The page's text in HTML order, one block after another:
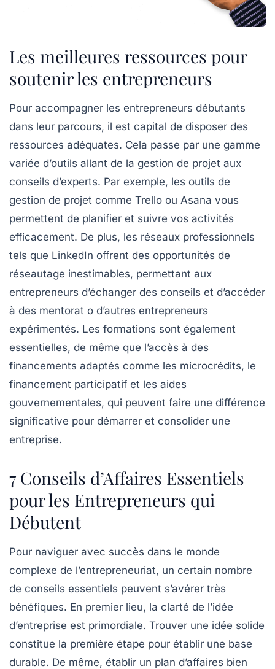
Les meilleures ressources pour
soutenir les entrepreneurs
Pour accompagner les entrepreneurs débutants
dans leur parcours, il est capital de disposer des
ressources adéquates. Cela passe par une gamme
variée d’outils allant de la gestion de projet aux
conseils d’experts. Par exemple, les outils de
gestion de projet comme Trello ou Asana vous
permettent de planifier et suivre vos activités
efficacement. De plus, les réseaux professionnels
tels que LinkedIn offrent des opportunités de
réseautage inestimables, permettant aux
entrepreneurs d’échanger des conseils et d’accéder
à des mentorat o d’autres entrepreneurs
expérimentés. Les formations sont également
essentielles, de même que l’accès à des
financements adaptés comme les microcrédits, le
financement participatif et les aides
gouvernementales, qui peuvent faire une différence
significative pour démarrer et consolider une
entreprise.
7 Conseils d’Affaires Essentiels
pour les Entrepreneurs qui
Débutent
Pour naviguer avec succès dans le monde
complexe de l’entrepreneuriat, un certain nombre
de conseils essentiels peuvent s’avérer très
bénéfiques. En premier lieu, la clarté de l’idée
d’entreprise est primordiale. Trouver une idée solide
constitue la première étape pour établir une base
durable. De même, établir un plan d’affaires bien